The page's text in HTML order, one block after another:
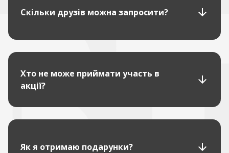
Скільки друзів можна запросити?
Хто не може приймати участь в
акції?
Як я отримаю подарунки?